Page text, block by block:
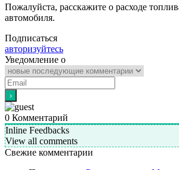
Пожалуйста, расскажите о расходе
автомобиля.
Подписаться
авторизуйтесь
Уведомление о
0 Комментарий
Inline Feedbacks
View all comments
Свежие комментарии